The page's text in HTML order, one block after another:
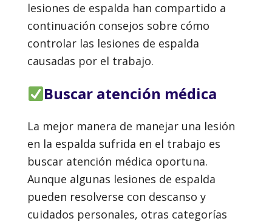
lesiones de espalda han compartido a
continuación consejos sobre cómo
controlar las lesiones de espalda
causadas por el trabajo.
Buscar atención médica
La mejor manera de manejar una lesión
en la espalda sufrida en el trabajo es
buscar atención médica oportuna.
Aunque algunas lesiones de espalda
pueden resolverse con descanso y
cuidados personales, otras categorías